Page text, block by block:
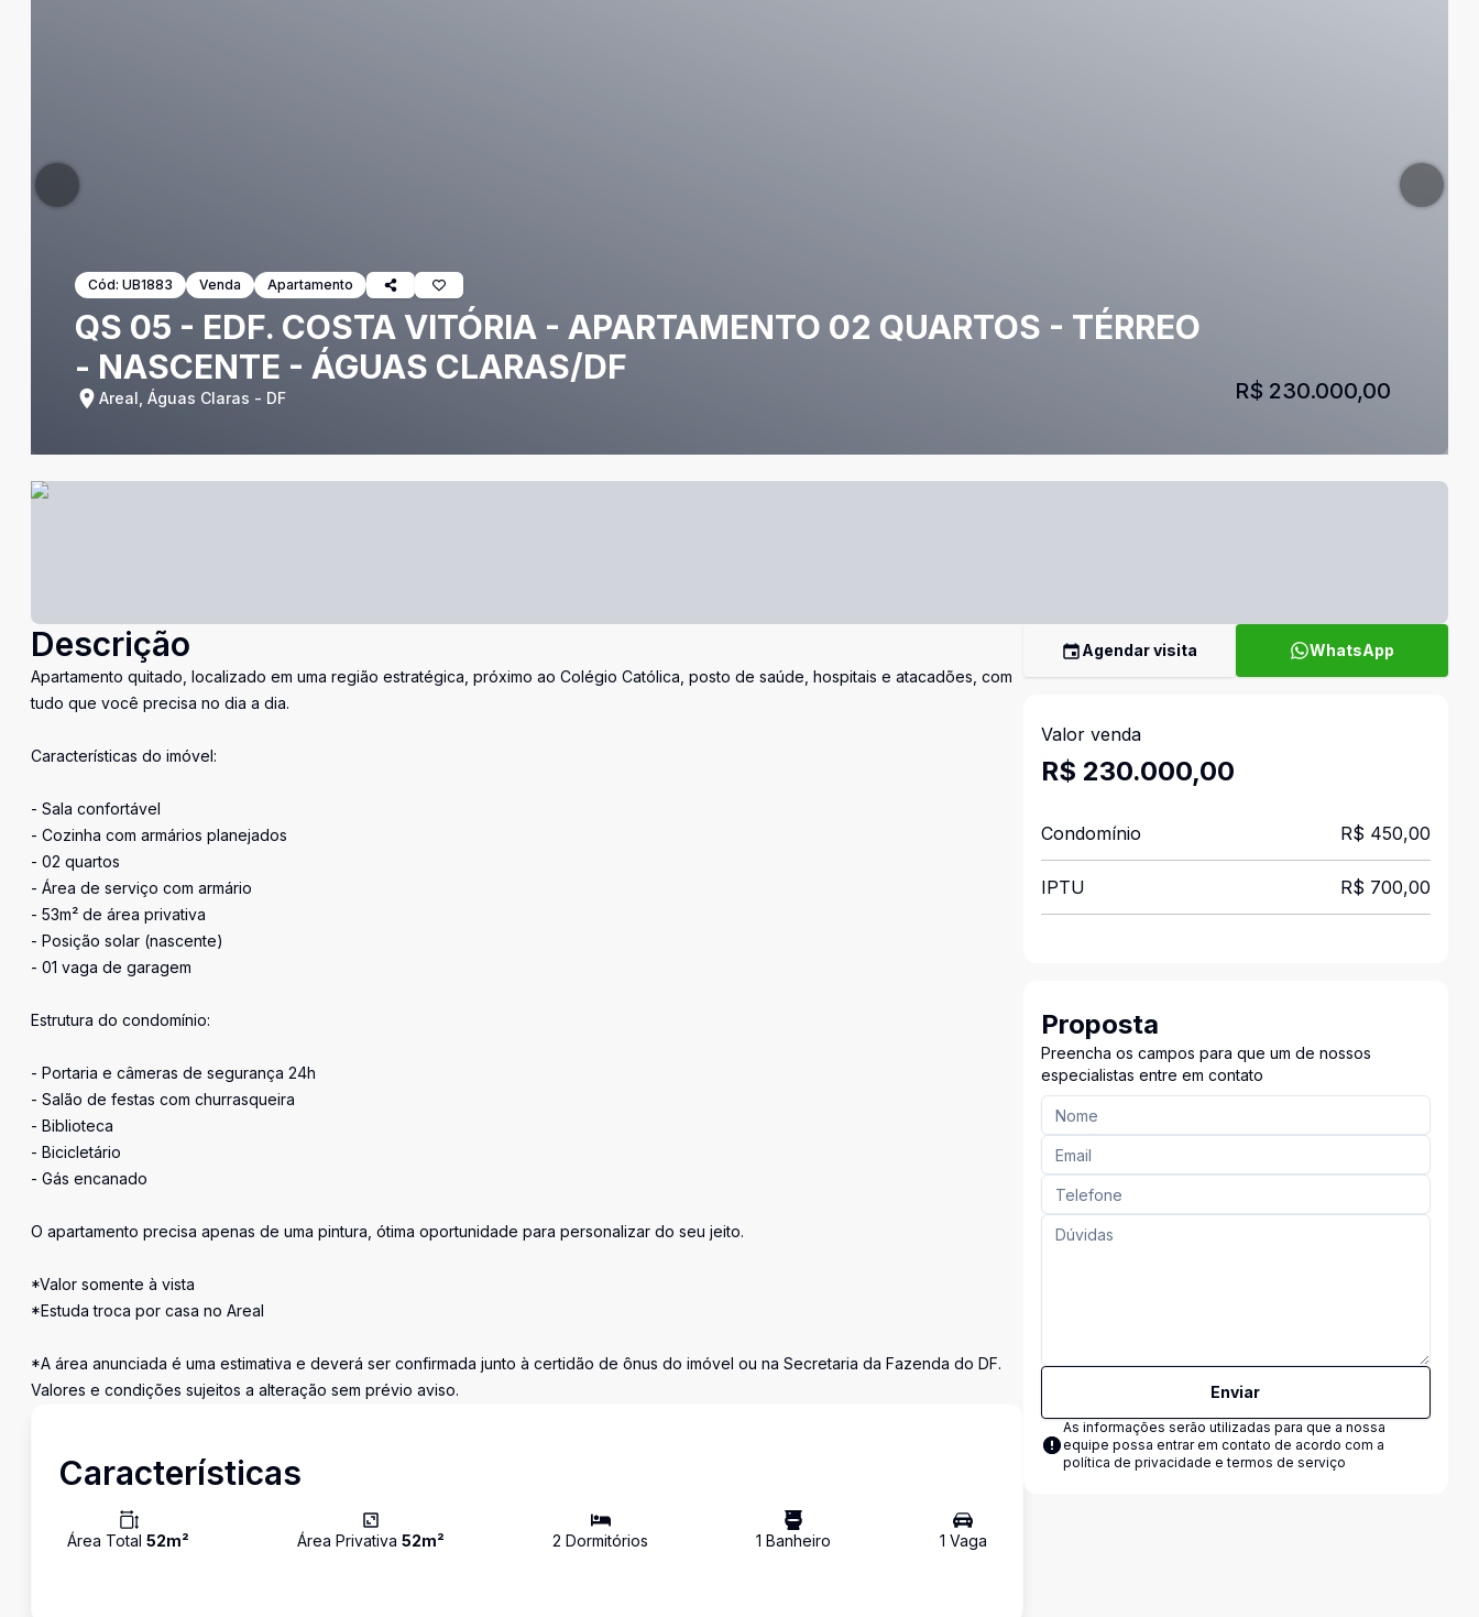
Cód: UB1883 Venda Apartamento
QS 05 - EDF. COSTA VITÓRIA - APARTAMENTO 02 QUARTOS - TÉRREO
- NASCENTE - ÁGUAS CLARAS/DF
Areal, Águas Claras - DF R$ 230.000,00
Descrição
Apartamento quitado, localizado em uma região estratégica, próximo ao Colégio Católica, posto de saúde, hospitais e atacadões, com
tudo que você precisa no dia a dia.
Características do imóvel:
- Sala confortável
- Cozinha com armários planejados
- 02 quartos
- Área de serviço com armário
- 53m² de área privativa
- Posição solar (nascente)
- 01 vaga de garagem
Estrutura do condomínio:
- Portaria e câmeras de segurança 24h
- Salão de festas com churrasqueira
- Biblioteca
- Bicicletário
- Gás encanado
O apartamento precisa apenas de uma pintura, ótima oportunidade para personalizar do seu jeito.
*Valor somente à vista
*Estuda troca por casa no Areal
*A área anunciada é uma estimativa e deverá ser confirmada junto à certidão de ônus do imóvel ou na Secretaria da Fazenda do DF.
Valores e condições sujeitos a alteração sem prévio aviso.
Características
Área Total 52m² Área Privativa52m² 2 Dormitórios 1 Banheiro 1 Vaga
Agendar visita WhatsApp
Valor venda
R$ 230.000,00
Condomínio R$ 450,00
IPTU R$ 700,00
Proposta
Preencha os campos para que um de nossos
especialistas entre em contato
Enviar
As informações serão utilizadas para que a nossa
equipe possa entrar em contato de acordo com a
política de privacidade e termos de serviço